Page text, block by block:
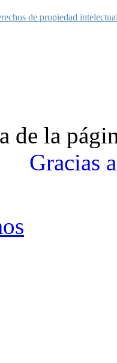
de propiedad
de la
Gracias a